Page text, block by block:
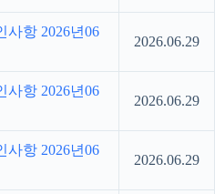
사항 2026년06
2026.06.29
사항 2026년06
2026.06.29
사항 2026년06
2026.06.29